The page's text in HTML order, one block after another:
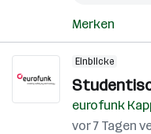
Merken
Einblicke
eurofunk
vor 7 Tagen